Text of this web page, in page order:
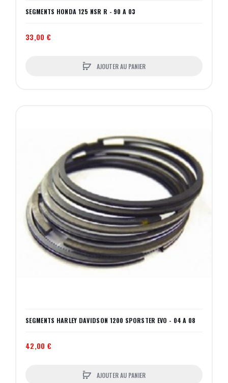
SEGMENTS HONDA 125 NSR R - 90 A 03
33,00 €
AJOUTER AU PANIER
SEGMENTS HARLEY DAVIDSON 1200 SPORSTER EVO - 04 A 08
42,00 €
AJOUTER AU PANIER